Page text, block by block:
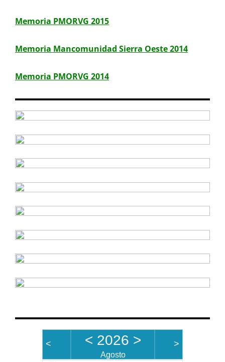
Memoria PMORVG 2015
Memoria Mancomunidad Sierra Oeste 2014
Memoria PMORVG 2014
< < 2026 >
Agosto
>